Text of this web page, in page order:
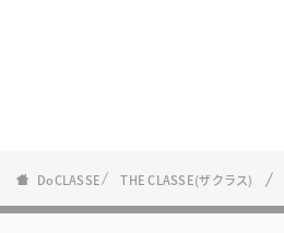
DoCLASSE THE CLASSE(ザクラス)